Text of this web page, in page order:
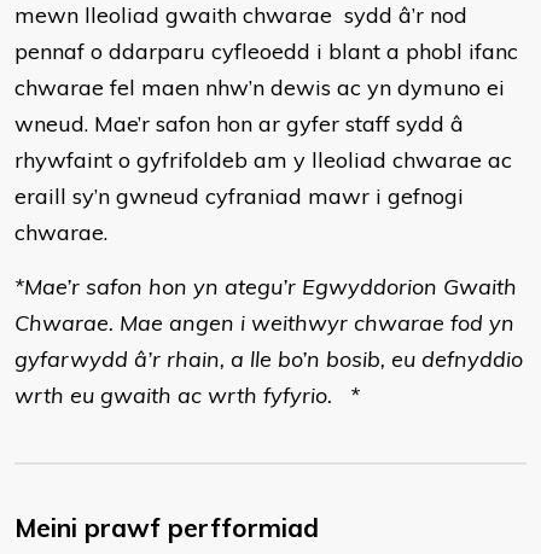
mewn lleoliad gwaith chwarae sydd â’r nod
pennaf o ddarparu cyfleoedd i blant a phobl ifanc
chwarae fel maen nhw’n dewis ac yn dymuno ei
wneud. Mae’r safon hon ar gyfer staff sydd â
rhywfaint o gyfrifoldeb am y lleoliad chwarae ac
eraill sy’n gwneud cyfraniad mawr i gefnogi
chwarae.
*Mae’r safon hon yn ategu’r Egwyddorion Gwaith
Chwarae. Mae angen i weithwyr chwarae fod yn
gyfarwydd â’r rhain, a lle bo’n bosib, eu defnyddio
wrth eu gwaith ac wrth fyfyrio. *
Meini prawf perfformiad